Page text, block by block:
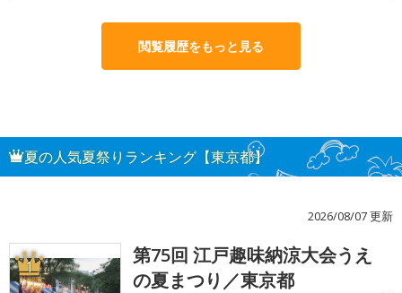
閲覧履歴をもっと見る
夏の人気夏祭りランキング【東京都】
2026/08/07 更新
1
第75回 江戸趣味納涼大会うえ
の夏まつり／東京都